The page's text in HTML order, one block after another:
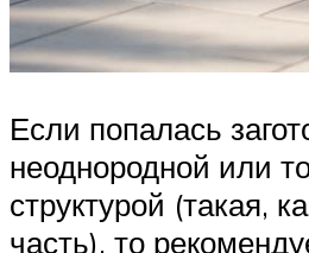
Если попалась
неоднородной или
структурой (такая,
часть), то